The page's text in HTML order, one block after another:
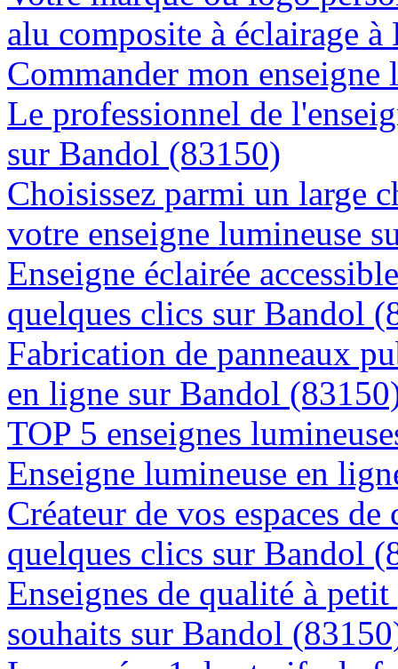
alu composite à éclairage
Commander mon
Le professionnel de
sur Bandol (83150)
Choisissez parmi un large
votre enseigne lumineuse
Enseigne éclairée
quelques clics sur Bandol
Fabrication de panneaux
en ligne sur Bandol
TOP 5 enseignes
Enseigne lumineuse en
Créateur de vos espaces
quelques clics sur Bandol
Enseignes de qualité à
souhaits sur Bandol